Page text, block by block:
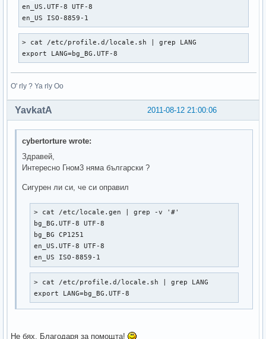
en_US.UTF-8 UTF-8
en_US ISO-8859-1
> cat /etc/profile.d/locale.sh | grep LANG
export LANG=bg_BG.UTF-8
O' rly ? Ya rly Oo
2011-08-12 21:00:06
YavkatA
cybertorture wrote:
Здравей,
Интересно Гном3 няма български ?
Сигурен ли си, че си оправил
> cat /etc/locale.gen | grep -v '#'
bg_BG.UTF-8 UTF-8
bg_BG CP1251
en_US.UTF-8 UTF-8
en_US ISO-8859-1
> cat /etc/profile.d/locale.sh | grep LANG
export LANG=bg_BG.UTF-8
Не бях. Благодаря за помощта!